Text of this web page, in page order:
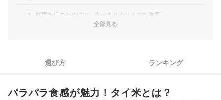
2 鮮度を保つためには、食べきれるサイズを選択
タイ米の炊き方は？炊飯器でおいしく炊ける？
タイ米の売れ筋ランキングもチェック！
全部見る
選び方 ランキング
パラパラ食感が魅力！タイ米とは？